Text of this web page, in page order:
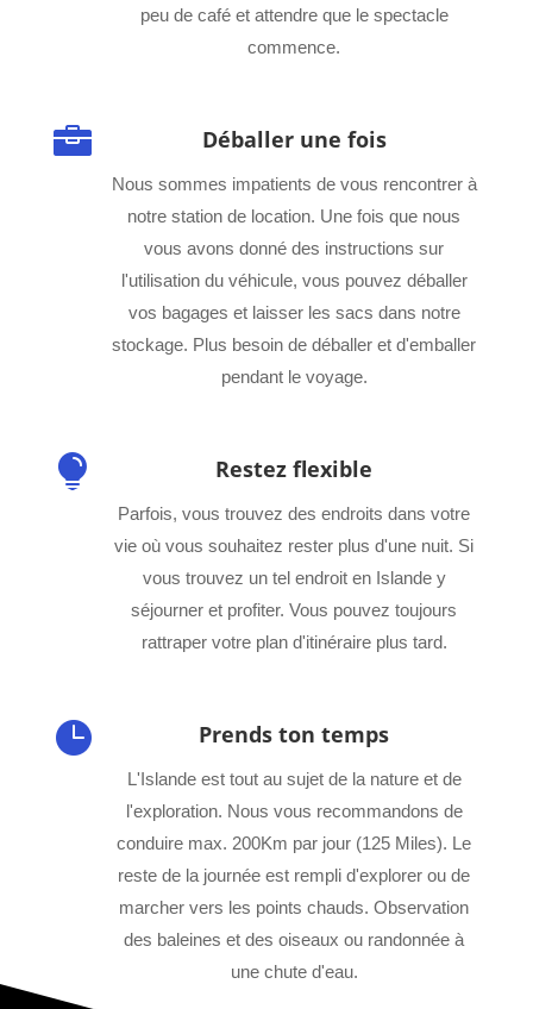
peu de café et attendre que le spectacle
commence.
 Déballer une fois
Nous sommes impatients de vous rencontrer à
notre station de location. Une fois que nous
vous avons donné des instructions sur
l'utilisation du véhicule, vous pouvez déballer
vos bagages et laisser les sacs dans notre
stockage. Plus besoin de déballer et d'emballer
pendant le voyage.
 Restez flexible
Parfois, vous trouvez des endroits dans votre
vie où vous souhaitez rester plus d'une nuit. Si
vous trouvez un tel endroit en Islande y
séjourner et profiter. Vous pouvez toujours
rattraper votre plan d'itinéraire plus tard.
 Prends ton temps
L'Islande est tout au sujet de la nature et de
l'exploration. Nous vous recommandons de
conduire max. 200Km par jour (125 Miles). Le
reste de la journée est rempli d'explorer ou de
marcher vers les points chauds. Observation
des baleines et des oiseaux ou randonnée à
une chute d'eau.